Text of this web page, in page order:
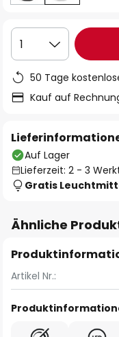
1
50 Tage
Kauf auf
Auf Lager
Lieferzeit: 2 - 3
Gratis
Ähnliche
Artikel Nr.: